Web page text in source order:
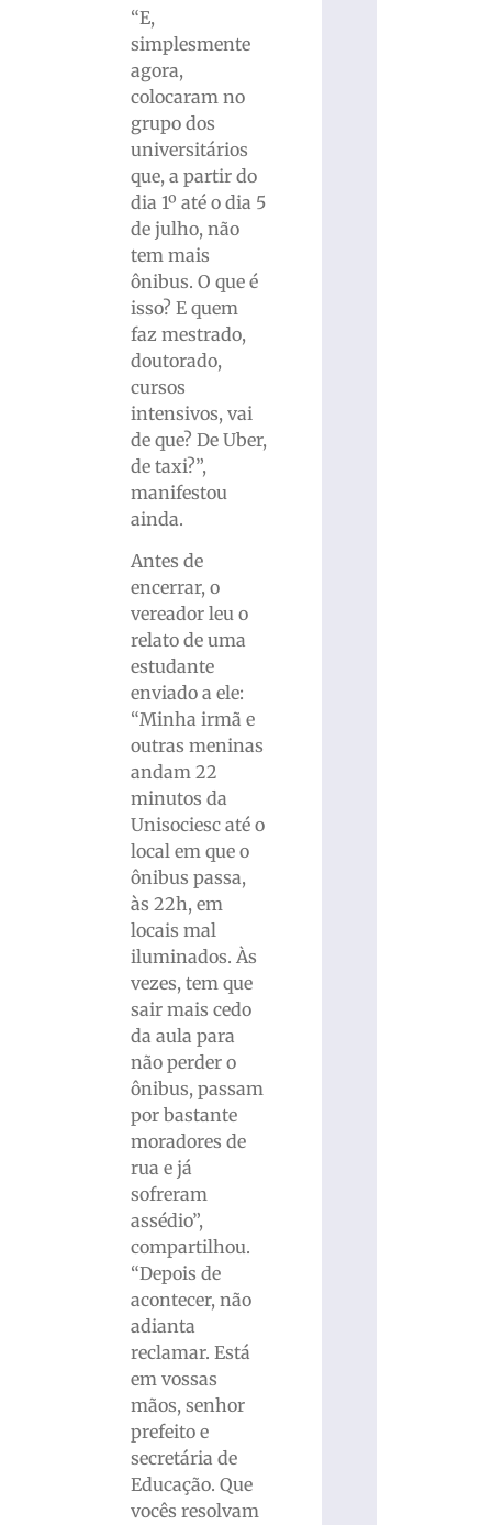
“E,
simplesmente
agora,
colocaram no
grupo dos
universitários
que, a partir do
dia 1º até o dia 5
de julho, não
tem mais
ônibus. O que é
isso? E quem
faz mestrado,
doutorado,
cursos
intensivos, vai
de que? De Uber,
de taxi?”,
manifestou
ainda.
Antes de
encerrar, o
vereador leu o
relato de uma
estudante
enviado a ele:
“Minha irmã e
outras meninas
andam 22
minutos da
Unisociesc até o
local em que o
ônibus passa,
às 22h, em
locais mal
iluminados. Às
vezes, tem que
sair mais cedo
da aula para
não perder o
ônibus, passam
por bastante
moradores de
rua e já
sofreram
assédio”,
compartilhou.
“Depois de
acontecer, não
adianta
reclamar. Está
em vossas
mãos, senhor
prefeito e
secretária de
Educação. Que
vocês resolvam